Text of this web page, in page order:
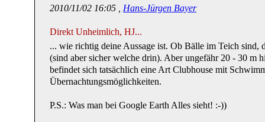
2010/11/02 16:05 , Hans-Jürgen Bayer
Direkt Unheimlich, HJ...
... wie richtig deine Aussage ist. Ob Bälle im Teich sind,
(sind aber sicher welche drin). Aber ungefähr 20 - 30 m
befindet sich tatsächlich eine Art Clubhouse mit
Übernachtungsmöglichkeiten.
P.S.: Was man bei Google Earth Alles sieht! :-))